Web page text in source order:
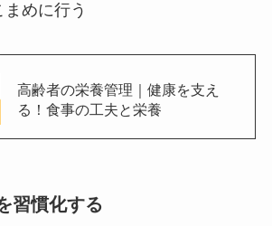
めに行う
高齢者の栄養管理｜健康を支え
る！食事の工夫と栄養
習慣化する